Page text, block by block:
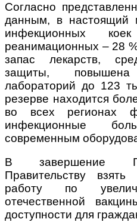
Согласно
данным, в настоящий
инфекционных
реанимационных – 28
запас лекарств,
защиты,
лабораторий до 123
резерве находится
во всех регионах
инфекционные
современным
В завершение
Правительству
работу по
отечественной
доступности для